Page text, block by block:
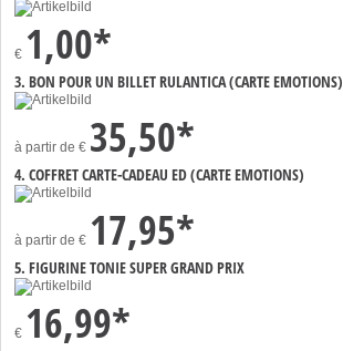
€ 1,00*
3. BON POUR UN BILLET RULANTICA (CARTE EMOTIONS)
à partir de € 35,50*
4. COFFRET CARTE-CADEAU ED (CARTE EMOTIONS)
à partir de € 17,95*
5. FIGURINE TONIE SUPER GRAND PRIX
€ 16,99*